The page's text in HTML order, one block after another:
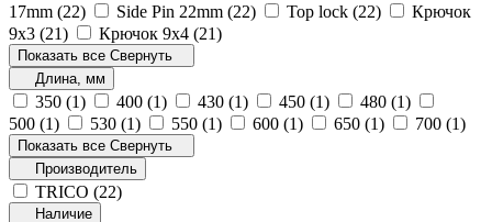
17mm (22) Side Pin 22mm (22) Top lock (22)
Крючок
9х3 (21) Крючок 9х4 (21)
Показать все Свернуть
Длина, мм
350 (1) 400 (1) 430 (1) 450 (1) 480 (1)
500 (1) 530 (1) 550 (1) 600 (1) 650 (1) 700 (1)
Показать все Свернуть
Производитель
TRICO (22)
Наличие